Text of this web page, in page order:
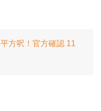
方呎！官方確認 11